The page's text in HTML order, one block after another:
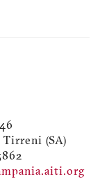
Tirreni (SA)